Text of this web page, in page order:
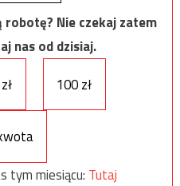
robotę? Nie czekaj zatem
nas od dzisiaj.
100 zł
tym miesiącu: Tutaj